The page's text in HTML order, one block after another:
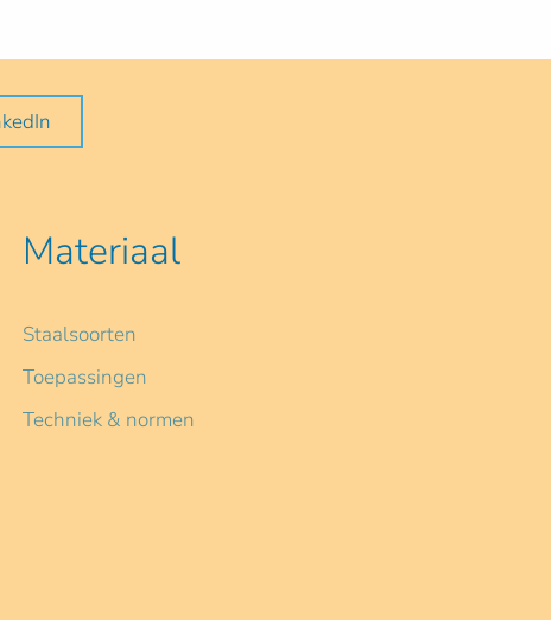
Materiaal
Staalsoorten
Toepassingen
Techniek & normen